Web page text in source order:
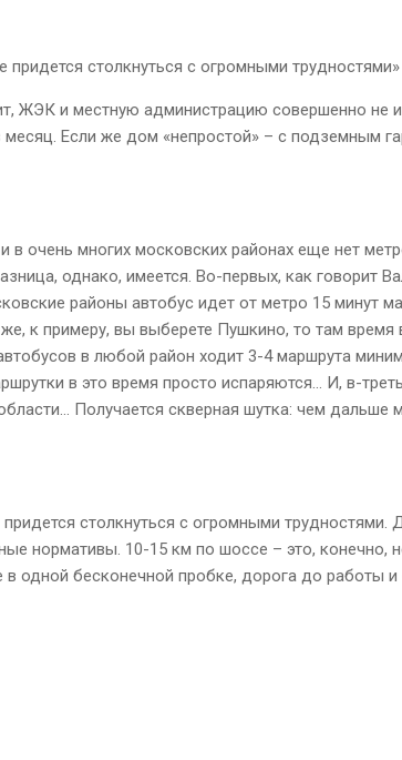
столкнуться с огромными трудностями»
ЖЭК и местную администрацию совершенно не
месяц. Если же дом «непростой» – с подземным
в очень многих московских районах еще нет
однако, имеется. Во-первых, как говорит
районы автобус идет от метро 15 минут
к примеру, вы выберете Пушкино, то там время
в любой район ходит 3-4 маршрута
в это время просто испаряются… И, в-
Получается скверная шутка: чем
столкнуться с огромными трудностями.
нормативы. 10-15 км по шоссе – это, конечно,
одной бесконечной пробке, дорога до работы